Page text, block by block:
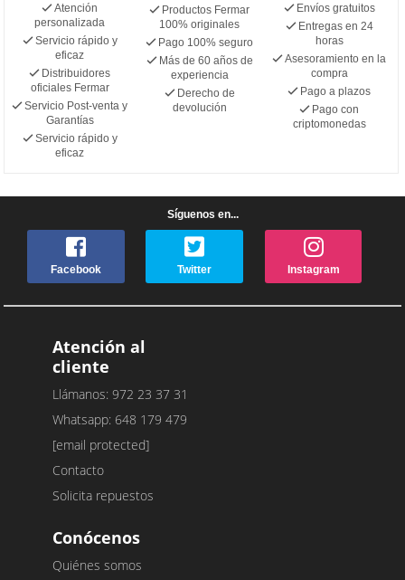
Atención
personalizada
Servicio rápido y
eficaz
Distribuidores
oficiales Fermar
Servicio Post-venta y
Garantías
Servicio rápido y
eficaz
Productos Fermar
100% originales
Pago 100% seguro
Más de 60 años de
experiencia
Derecho de
devolución
Envíos gratuitos
Entregas en 24
horas
Asesoramiento en la
compra
Pago a plazos
Pago con
criptomonedas
Síguenos en...
Facebook Twitter Instagram
Atención al
cliente
Llámanos: 972 23 37 31
Whatsapp: 648 179 479
[email protected]
Contacto
Solicita repuestos
Conócenos
Quiénes somos